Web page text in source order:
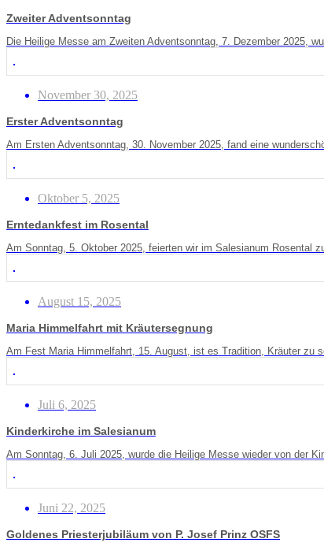
Zweiter Adventsonntag
Die Heilige Messe am Zweiten Adventsonntag, 7. Dezember 2025,
November 30, 2025
Erster Adventsonntag
Am Ersten Adventsonntag, 30. November 2025, fand eine
Oktober 5, 2025
Erntedankfest im Rosental
Am Sonntag, 5. Oktober 2025, feierten wir im Salesianum Rosental
August 15, 2025
Maria Himmelfahrt mit Kräutersegnung
Am Fest Maria Himmelfahrt, 15. August, ist es Tradition, Kräuter zu
Juli 6, 2025
Kinderkirche im Salesianum
Am Sonntag, 6. Juli 2025, wurde die Heilige Messe wieder von der
Juni 22, 2025
Goldenes Priesterjubiläum von P. Josef Prinz OSFS